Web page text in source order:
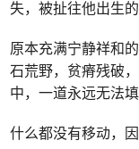
失，被扯往他出生
原本充满宁静祥和
石荒野，贫瘠残破
中，一道永远无法填
什么都没有移动，